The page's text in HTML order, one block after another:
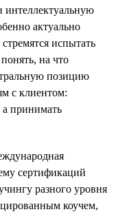
актуально
испытать
на что
позицию
с клиентом:
а принимать
сертификаций
разного уровня
коучем,